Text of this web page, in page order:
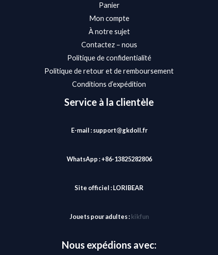
Panier
Mon compte
À notre sujet
Contactez – nous
Politique de confidentialité
Politique de retour et de remboursement
Conditions d’expédition
Service à la clientèle
E-mail : support@gkdoll.fr
WhatsApp : +86-13825282806
Site officiel :LORIBEAR
Jouets pour adultes : kikfun
Nous expédions avec: